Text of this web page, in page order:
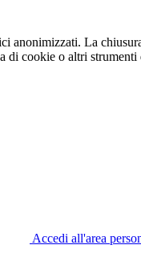
anonimizzati. La
di cookie o altri
Accedi all'area